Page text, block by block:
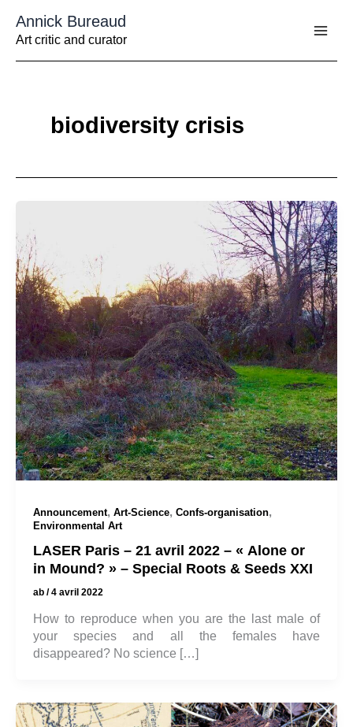
contenu
Annick Bureaud
Art critic and curator
biodiversity crisis
Announcement, Art-Science, Confs-organisation,
Environmental Art
LASER Paris – 21 avril 2022 – « Alone or
in Mound? » – Special Roots & Seeds XXI
ab /4 avril 2022
How to reproduce when you are the last male of
your species and all the females have
disappeared? No science […]